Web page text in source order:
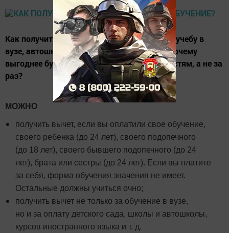
Как получить налоговый вычет за платную учебу в
вузе, автошколе или спортивной секции и почему
выгоднее будет оплачивать обучение по частям, а не за
раз?
МОЖНО
получить вычет, если вы оплатили свое обучение,
своего ребенка (до 24 лет), своего подопечного
(до 18 лет), своего бывшего подопечного (до 24
лет), брата или сестры (до 24 лет). Если вы платите
за себя, форма обучения значения не имеет.
Остальные должны учиться очно;
получить вычет не только за обучение в вузе,
но и за оплату детского сада, школы и автошколы,
курсов иностранного языка и т. д.